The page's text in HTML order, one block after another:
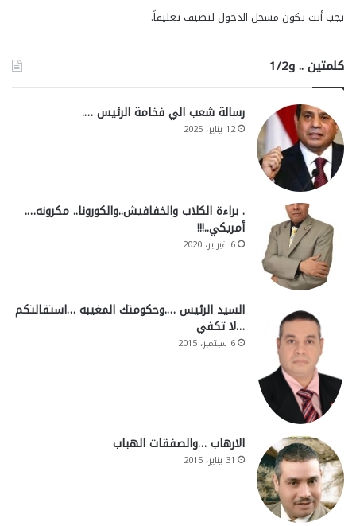
يجب أنت تكون مسجل الدخول لتضيف تعليقاً.
كلمتين .. و1/2
رسالة شعب الي فخامة الرئيس ….
12 يناير، 2025
. براءة الكلاب والخفافيش..والكورونا.. مكرونه….
أمريكي..!!!
6 فبراير، 2020
السيد الرئيس ….وحكومتك المغيبه …استقالتكم
…لا تكفي
6 سبتمبر، 2015
الارهاب …والصفقات الهباب
31 يناير، 2015